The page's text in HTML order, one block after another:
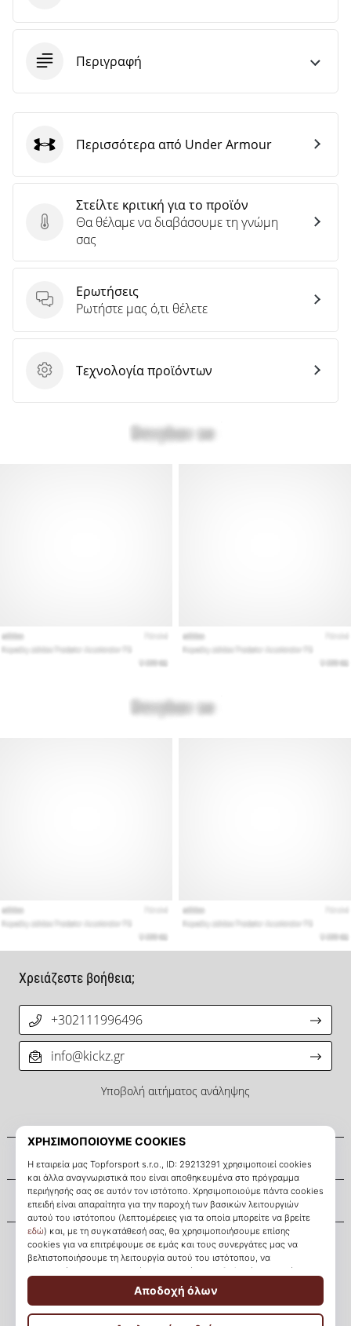
Περιγραφή
Στείλτε κριτική για το προϊόν
Στείλτε κριτική για το προϊόν
Θα θέλαμε να διαβάσουμε τη γνώμη
σας
Ερωτήσεις
Ερωτήσεις
Ρωτήστε μας ό,τι θέλετε
Τεχνολογία προϊόντων
Τεχνολογία προϊόντων
Under Armour
Περισσότερα από Under Armour
KICKZ.gr
Σχετικά μ' εμάς
Εξυπηρέτηση πελατών
Χρειάζεστε βοήθεια;
+302111996496
info@kickz.gr
Υποβολή αιτήματος ανάληψης